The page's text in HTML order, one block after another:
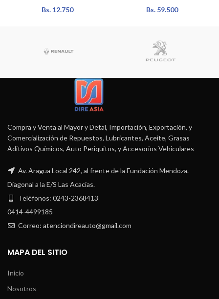
Bs.12.750 Bs.59.500
Compra y Venta al Mayor y Detal, Importación, Exportación, y
Comercialización de Repuestos, Lubricantes, Aceite, Grasas
Aditivos Químicos, Auto Periquitos, y Accesorios Vehiculares
Av. Aragua Local 242, al frente de la Fundación Mendoza.
Diagonal a la E/S Las Acacias.
Teléfonos: 0243-2368413
0414-4499185
Correo: atenciondireauto@gmail.com
MAPA DEL SITIO
Inicio
Nosotros